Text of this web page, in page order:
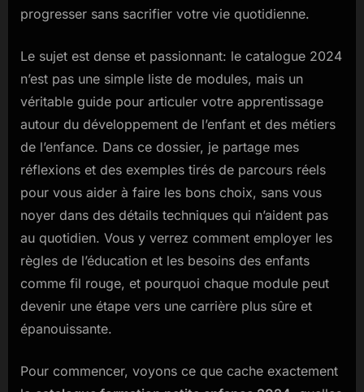
progresser sans sacrifier votre vie quotidienne.
Le sujet est dense et passionnant: le catalogue 2024
n’est pas une simple liste de modules, mais un
véritable guide pour articuler votre apprentissage
autour du développement de l’enfant et des métiers
de l’enfance. Dans ce dossier, je partage mes
réflexions et des exemples tirés de parcours réels
pour vous aider à faire les bons choix, sans vous
noyer dans des détails techniques qui n’aident pas
au quotidien. Vous y verrez comment employer les
règles de l’éducation et les besoins des enfants
comme fil rouge, et pourquoi chaque module peut
devenir une étape vers une carrière plus sûre et
épanouissante.
Pour commencer, voyons ce que cache exactement